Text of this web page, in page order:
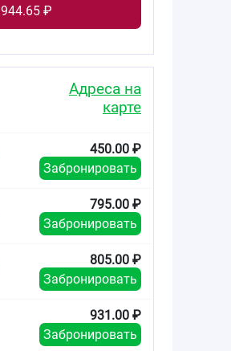
944.65 ₽
Адреса на
карте
450.00 ₽
Забронировать
795.00 ₽
Забронировать
805.00 ₽
Забронировать
931.00 ₽
Забронировать